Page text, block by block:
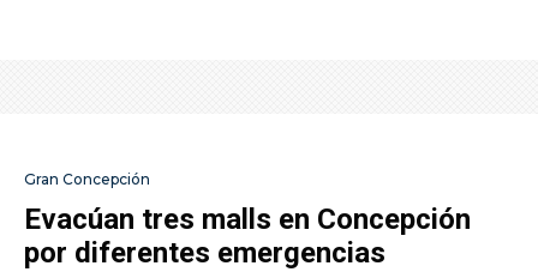
Gran Concepción
Evacúan tres malls en Concepción
por diferentes emergencias